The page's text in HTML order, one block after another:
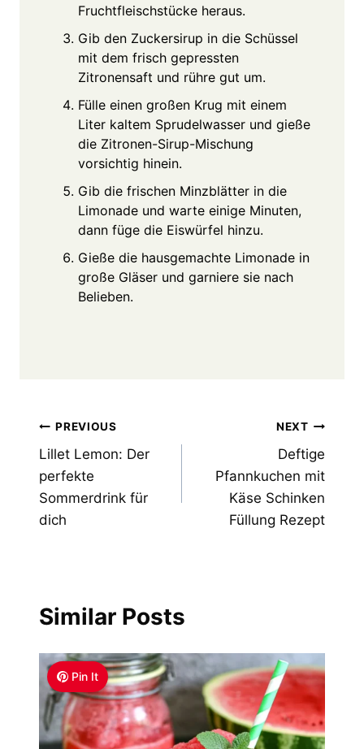
Fruchtfleischstücke heraus.
Gib den Zuckersirup in die Schüssel
mit dem frisch gepressten
Zitronensaft und rühre gut um.
Fülle einen großen Krug mit einem
Liter kaltem Sprudelwasser und gieße
die Zitronen-Sirup-Mischung
vorsichtig hinein.
Gib die frischen Minzblätter in die
Limonade und warte einige Minuten,
dann füge die Eiswürfel hinzu.
Gieße die hausgemachte Limonade in
große Gläser und garniere sie nach
Belieben.
Post
navigation
PREVIOUS
Lillet Lemon: Der
perfekte
Sommerdrink für
dich
NEXT
Deftige
Pfannkuchen mit
Käse Schinken
Füllung Rezept
Similar Posts
Pin It